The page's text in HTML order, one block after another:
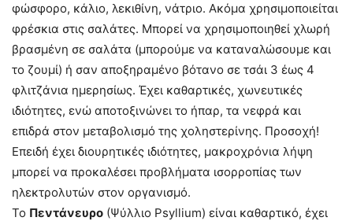
φώσφορο, κάλιο, λεκιθίνη, νάτριο. Ακόμα χρησιμοποιείται
φρέσκια στις σαλάτες. Μπορεί να χρησιμοποιηθεί χλωρή
βρασμένη σε σαλάτα (μπορούμε να καταναλώσουμε και
το ζουμί) ή σαν αποξηραμένο βότανο σε τσάι 3 έως 4
φλιτζάνια ημερησίως. Έχει καθαρτικές, χωνευτικές
ιδιότητες, ενώ αποτοξινώνει το ήπαρ, τα νεφρά και
επιδρά στον μεταβολισμό της χοληστερίνης. Προσοχή!
Επειδή έχει διουρητικές ιδιότητες, μακροχρόνια λήψη
μπορεί να προκαλέσει προβλήματα ισορροπίας των
ηλεκτρολυτών στον οργανισμό.
Το Πεντάνευρο (Ψύλλιο Psyllium) είναι καθαρτικό, έχει